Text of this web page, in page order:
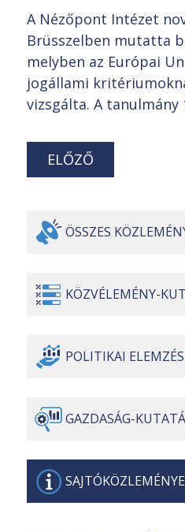
A Nézőpont Intézet
Brüsszelben mutatta
melyben az Európai
jogállami
vizsgálta. A
ELŐZŐ
ÖSSZES
KÖZVÉLEMÉNY-
POLITIKAI
GAZDASÁG-
SAJTÓ